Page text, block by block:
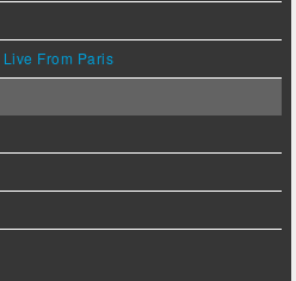
From Paris